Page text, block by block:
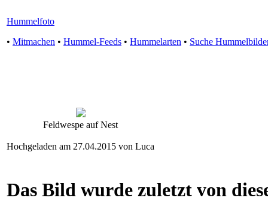
Hummelfoto
• Mitmachen • Hummel-Feeds • Hummelarten • Suche
Feldwespe auf Nest
Hochgeladen am 27.04.2015 von Luca
Das Bild wurde zuletzt von